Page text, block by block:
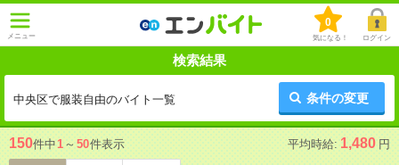
メニュー
0
気になる！ ログイン
検索結果
中央区で服装自由のバイト一覧 条件の変更
150件中1 ～ 50件表示 平均時給: 1,480 円